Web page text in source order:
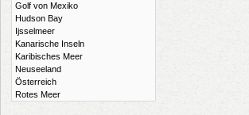
Golf von Mexiko
Hudson Bay
Ijsselmeer
Kanarische Inseln
Karibisches Meer
Neuseeland
Österreich
Rotes Meer